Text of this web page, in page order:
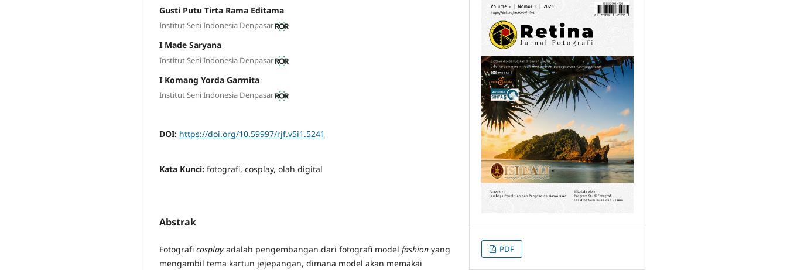
Gusti Putu Tirta Rama Editama
Institut Seni Indonesia Denpasar
I Made Saryana
Institut Seni Indonesia Denpasar
I Komang Yorda Garmita
Institut Seni Indonesia Denpasar
DOI: https://doi.org/10.59997/rjf.v5i1.5241
Kata Kunci: fotografi, cosplay, olah digital
Abstrak
Fotografi cosplay adalah pengembangan dari fotografi model fashion yang
mengambil tema kartun jejepangan, dimana model akan memakai
PDF